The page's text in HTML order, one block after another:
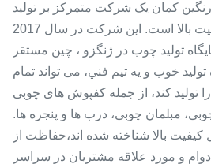
کمان یک شرکت متمرکز بر تولید
محصولات چوبی با کیفیت بالا است. این شرکت در سال 2017
تولید چوب در ژنگزو ، چین مستقر
خوب و يه تيم فني، می تواند تمام
تولید کند، از جمله کفپوش های چوبی
مبلمان چوبی، درب ها و پنجره ها.
بالا شناخته شده اند،حفاظت از
و مورد علاقه مشتریان در سراسر